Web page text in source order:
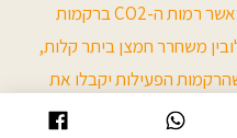
אפקט בוהר. כאשר רמות ה-CO2 ברקמות
משחרר חמצן ביתר קלות,
הפעילות יקבלו את